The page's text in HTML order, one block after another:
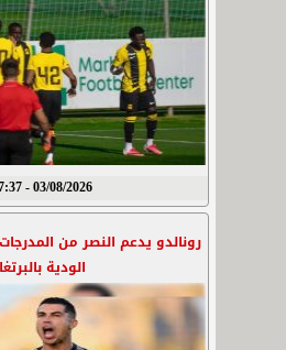
03/08/2026 - 7:37 م
رونالدو يدعم النصر من
الودية